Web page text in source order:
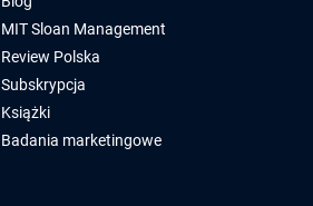
MIT Sloan Management
Review Polska
Subskrypcja
Książki
Badania marketingowe